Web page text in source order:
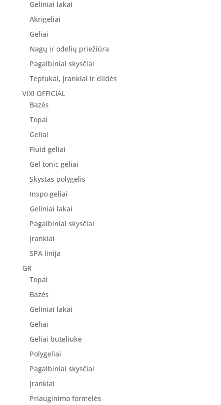
Geliniai lakai
Akrigeliai
Geliai
Nagų ir odelių priežiūra
Pagalbiniai skysčiai
Teptukai, įrankiai ir dildės
VIXI OFFICIAL
Bazės
Topai
Geliai
Fluid geliai
Gel tonic geliai
Skystas polygelis
Inspo geliai
Geliniai lakai
Pagalbiniai skysčiai
Įrankiai
SPA linija
GR
Topai
Bazės
Geliniai lakai
Geliai
Geliai buteliuke
Polygeliai
Pagalbiniai skysčiai
Įrankiai
Priauginimo formelės